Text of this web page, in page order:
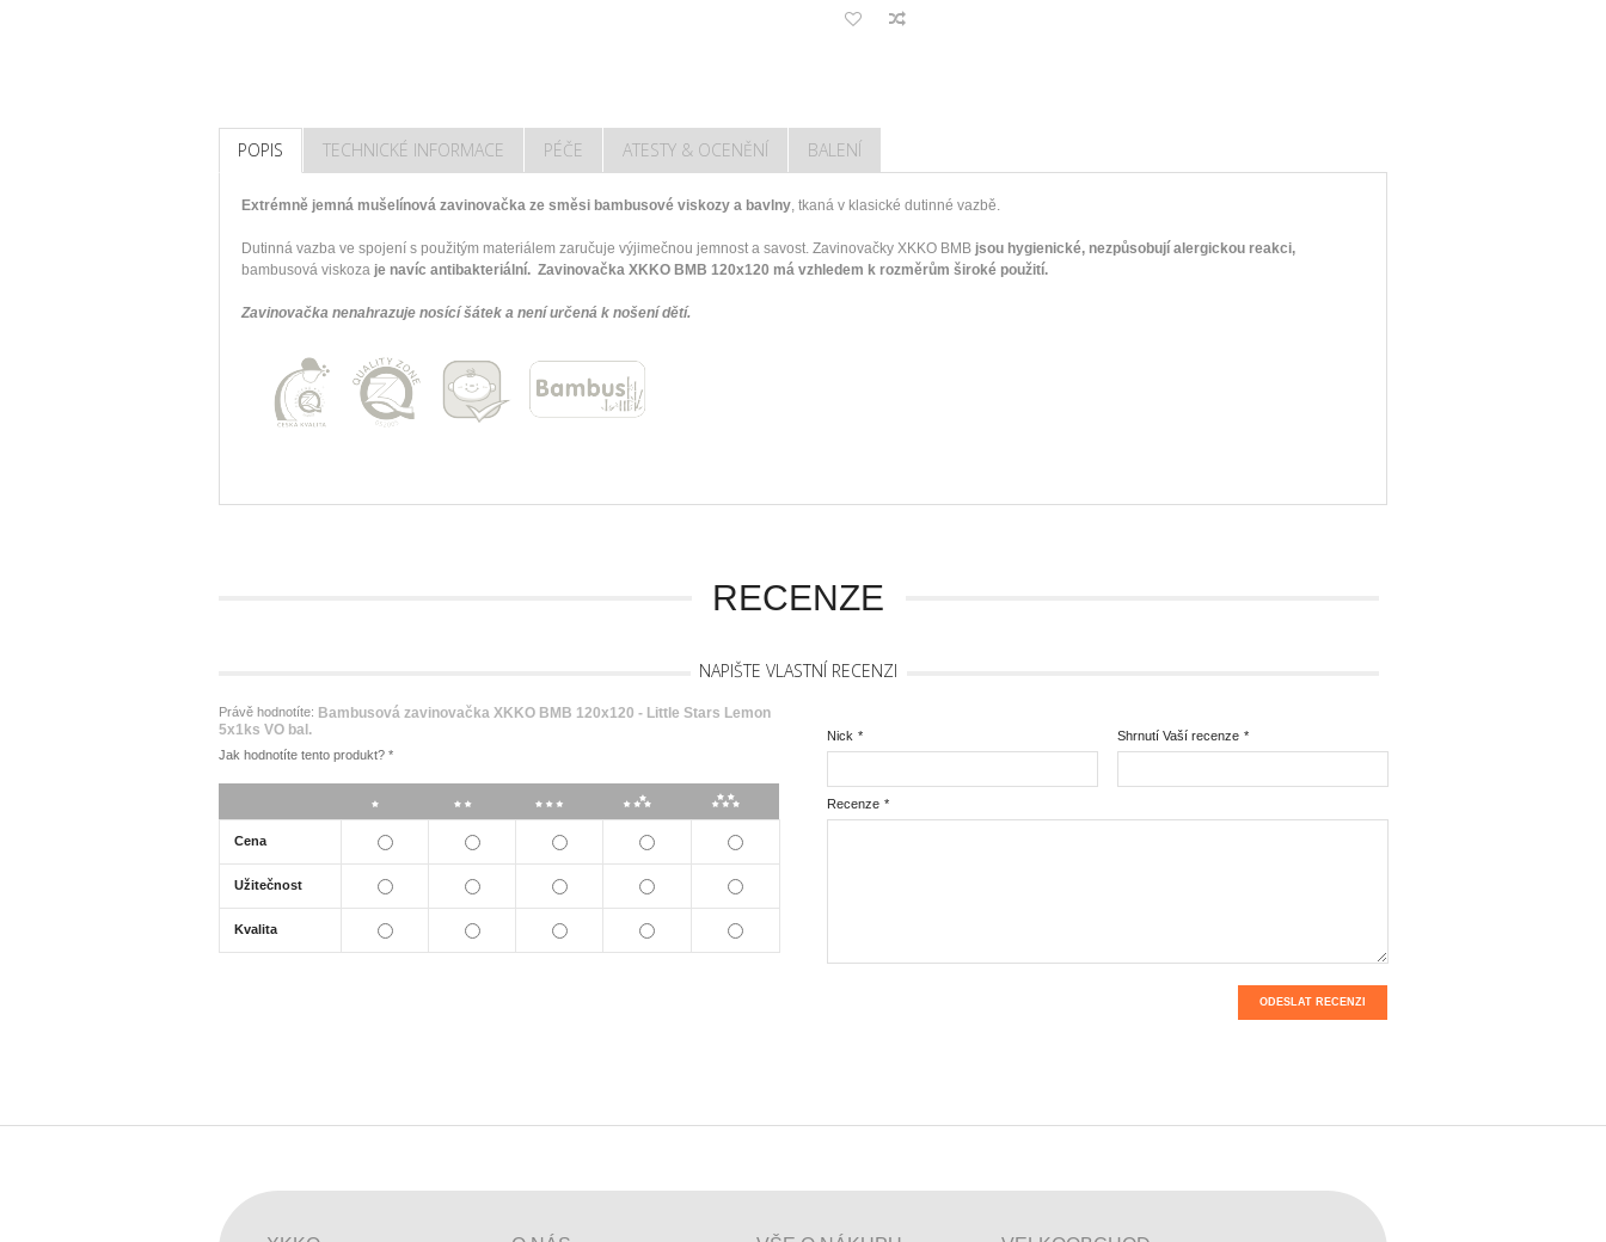
POPIS TECHNICKÉ INFORMACE PÉČE ATESTY & OCENĚNÍ BALENÍ
Extrémně jemná mušelínová zavinovačka ze směsi bambusové viskozy a bavlny, tkaná v klasické dutinné vazbě.
Dutinná vazba ve spojení s použitým materiálem zaručuje výjimečnou jemnost a savost. Zavinovačky XKKO BMB jsou hygienické, nezpůsobují alergickou reakci,
bambusová viskoza je navíc antibakteriální. Zavinovačka XKKO BMB 120x120 má vzhledem k rozměrům široké použití.
Zavinovačka nenahrazuje nosící šátek a není určená k nošení dětí.
RECENZE
NAPIŠTE VLASTNÍ RECENZI
Právě hodnotíte: Bambusová zavinovačka XKKO BMB 120x120 - Little Stars Lemon
5x1ks VO bal.
Jak hodnotíte tento produkt? *
Cena
Užitečnost
Kvalita
*
Nick *
Shrnutí Vaší recenze
*
Recenze
ODESLAT RECENZI